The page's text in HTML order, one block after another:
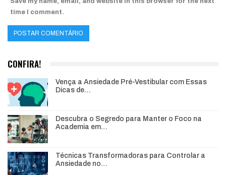
time I comment.
CONFIRA!
Vença a Ansiedade Pré-Vestibular com Essas
Dicas de…
Descubra o Segredo para Manter o Foco na
Academia em…
Técnicas Transformadoras para Controlar a
Ansiedade no…